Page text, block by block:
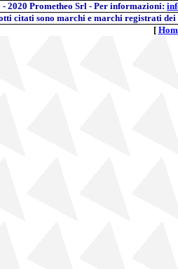
2020 Prometheo Srl - Per informazioni:
citati sono marchi e marchi registrati
[